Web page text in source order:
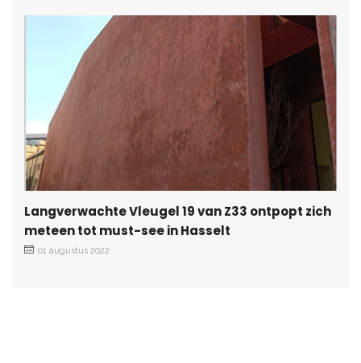
Langverwachte Vleugel 19 van Z33 ontpopt zich
meteen tot must-see in Hasselt
01 augustus 2022